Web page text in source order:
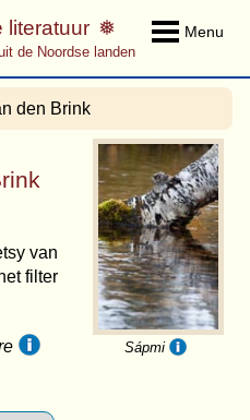
Menu
literatuur
de Noordse landen
den Brink
Sápmi
van
filter